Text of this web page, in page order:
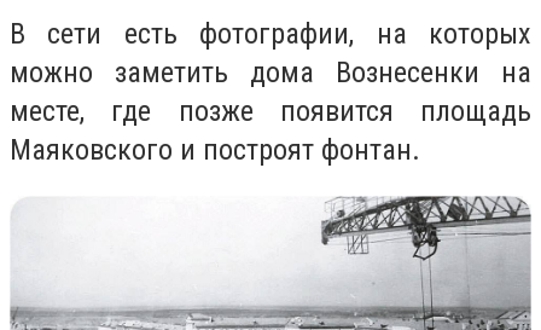
В сети есть фотографии, на которых
можно заметить дома Вознесенки на
месте, где позже появится площадь
Маяковского и построят фонтан.